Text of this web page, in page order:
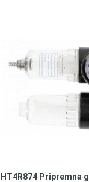
HT4R874 Pripremna